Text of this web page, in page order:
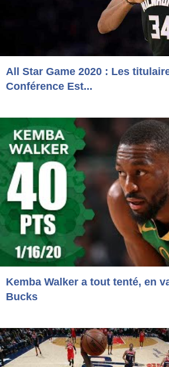
All Star Game 2020 : Les
Conférence Est...
Kemba Walker a tout tenté, en
Bucks